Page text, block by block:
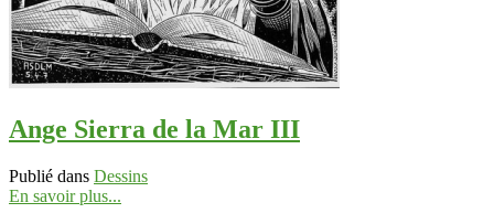
Ange Sierra de la Mar III
Publié dans Dessins
En savoir plus...